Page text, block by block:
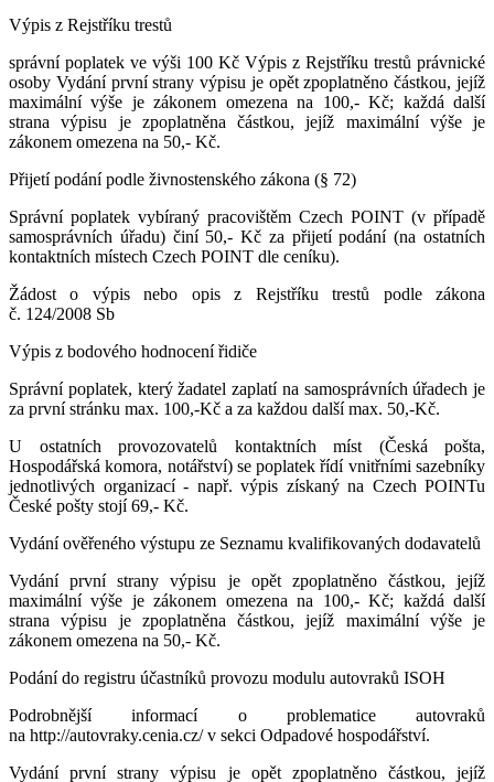
Výpis z Rejstříku trestů
správní poplatek ve výši 100 Kč Výpis z Rejstříku trestů právnické
osoby Vydání první strany výpisu je opět zpoplatněno částkou, jejíž
maximální výše je zákonem omezena na 100,- Kč; každá další
strana výpisu je zpoplatněna částkou, jejíž maximální výše je
zákonem omezena na 50,- Kč.
Přijetí podání podle živnostenského zákona (§ 72)
Správní poplatek vybíraný pracovištěm Czech POINT (v případě
samosprávních úřadu) činí 50,- Kč za přijetí podání (na ostatních
kontaktních místech Czech POINT dle ceníku).
Žádost o výpis nebo opis z Rejstříku trestů podle zákona
č. 124/2008 Sb
Výpis z bodového hodnocení řidiče
Správní poplatek, který žadatel zaplatí na samosprávních úřadech je
za první stránku max. 100,-Kč a za každou další max. 50,-Kč.
U ostatních provozovatelů kontaktních míst (Česká pošta,
Hospodářská komora, notářství) se poplatek řídí vnitřními sazebníky
jednotlivých organizací - např. výpis získaný na Czech POINTu
České pošty stojí 69,- Kč.
Vydání ověřeného výstupu ze Seznamu kvalifikovaných dodavatelů
Vydání první strany výpisu je opět zpoplatněno částkou, jejíž
maximální výše je zákonem omezena na 100,- Kč; každá další
strana výpisu je zpoplatněna částkou, jejíž maximální výše je
zákonem omezena na 50,- Kč.
Podání do registru účastníků provozu modulu autovraků ISOH
Podrobnější informací o problematice autovraků
na http://autovraky.cenia.cz/ v sekci Odpadové hospodářství.
Vydání první strany výpisu je opět zpoplatněno částkou, jejíž